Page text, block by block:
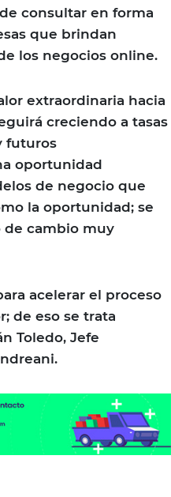
consultar en forma
que brindan
los negocios online.
extraordinaria hacia
creciendo a tasas
futuros
oportunidad
de negocio que
la oportunidad; se
cambio muy
acelerar el proceso
de eso se trata
Toledo, Jefe